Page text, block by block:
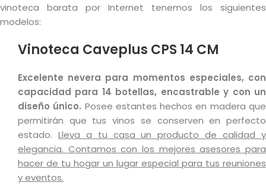
vinoteca barata por Internet tenemos los siguientes
modelos:
Vinoteca Caveplus CPS 14 CM
Excelente nevera para momentos especiales, con
capacidad para 14 botellas, encastrable y con un
diseño único. Posee estantes hechos en madera que
permitirán que tus vinos se conserven en perfecto
estado. Lleva a tu casa un producto de calidad y
elegancia. Contamos con los mejores asesores para
hacer de tu hogar un lugar especial para tus reuniones
y eventos.